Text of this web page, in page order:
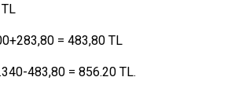
= 483,80 TL
483,80 = 856.20 TL.